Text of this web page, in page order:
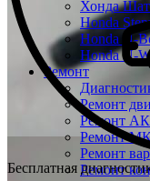
Хонда
Honda
Honda N-
Honda N-
Ремонт
Ремонт
Ремонт
Ремонт
Ремонт
Ремонт
Бесплатная